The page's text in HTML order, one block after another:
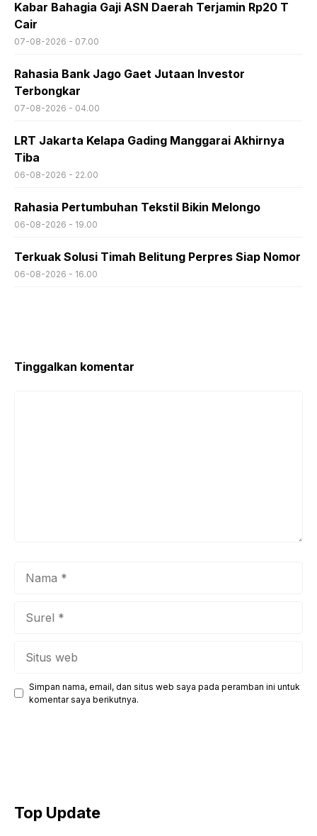
Kabar Bahagia Gaji ASN Daerah Terjamin Rp20 T
Cair
07-08-2026 - 07.00
Rahasia Bank Jago Gaet Jutaan Investor
Terbongkar
07-08-2026 - 04.00
LRT Jakarta Kelapa Gading Manggarai Akhirnya
Tiba
06-08-2026 - 22.00
Rahasia Pertumbuhan Tekstil Bikin Melongo
06-08-2026 - 19.00
Terkuak Solusi Timah Belitung Perpres Siap Nomor
06-08-2026 - 16.00
Tinggalkan komentar
Simpan nama, email, dan situs web saya pada peramban ini untuk
komentar saya berikutnya.
Top Update